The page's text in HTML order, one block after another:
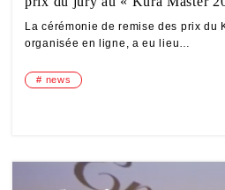
La cérémonie de remise des prix du
organisée en ligne, a eu lieu…
news